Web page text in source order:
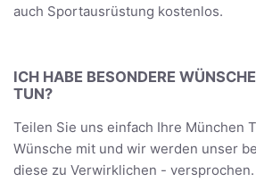
auch Sportausrüstung kostenlos.
ICH HABE BESONDERE
TUN?
Teilen Sie uns einfach Ihre München
Wünsche mit und wir werden unser
diese zu Verwirklichen - versprochen.